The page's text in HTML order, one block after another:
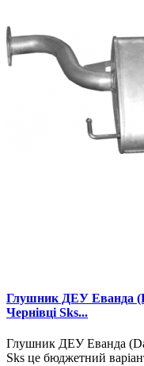
Глушник ДЕУ Еванда
Чернівці Sks...
Глушник ДЕУ Еванда
Sks це бюджетний